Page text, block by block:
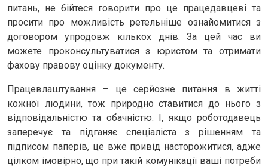
питань, не бійтеся говорити про це працедавцеві та
просити про можливість ретельніше ознайомитися з
договором упродовж кількох днів. За цей час ви
можете проконсультуватися з юристом та отримати
фахову правову оцінку документу.
Працевлаштування – це серйозне питання в житті
кожної людини, тож природно ставитися до нього з
відповідальністю та обачністю. І, якщо роботодавець
заперечує та підганяє спеціаліста з рішенням та
підписом паперів, це вже привід насторожитися, адже
цілком імовірно, що при такій комунікації ваші потреби